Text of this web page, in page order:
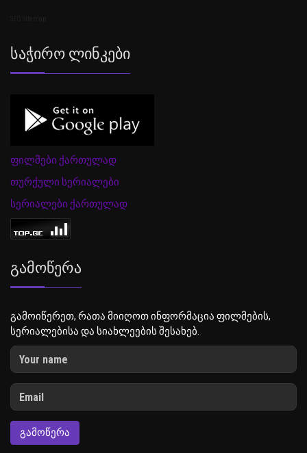
Საჭირო Ლინკები
ფილმები ქართულად
თურქული სერიალები
სერიალები ქართულად
Გამოწერა
გამოიწერეთ, რათა მიიღოთ ინფორმაცია ფილმების,
სერიალებისა და სიახლეების შესახებ.
ᲒᲐᲛᲝᲬᲔᲠᲐ